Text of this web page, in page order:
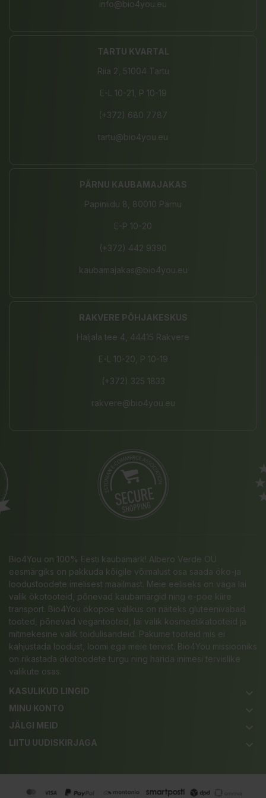
info@bio4you.eu
TARTU KVARTAL
Riia 2, 51004 Tartu
E-L 10-21, P 10-19
(+372) 680 7787
tartu@bio4you.eu
PÄRNU KAUBAMAJAKAS
Papiniidu 8, 80010 Pärnu
E-P 10-20
(+372) 442 9390
kaubamajakas@bio4you.eu
RAKVERE PÕHJAKESKUS
Haljala tee 4, 44415 Rakvere
E-L 10-20, P 10-19
(+372) 325 1833
rakvere@bio4you.eu
Bio4You on 100% Eesti kaubamärk! Albero Verde OÜ
eesmärgiks on pakkuda kõigile võimalust osa saada öko-ja
loodustoodete imelisest maailmast. Meie eeliseks on väga lai
valik ökotooteid, põnevad kaubamärgid ning e-poe kiire
transport. Bio4You ökopoe valikus on näiteks gluteenivabad
tooted, põnevad vegantooted, lai valik kosmeetikatooteid ja
mitmekesine valik toidulisandeid. Pakume tooteid mis ei
kahjustada loodust, loomi ega meie tervist. Bio4You missiooniks
on rikastada ökotoodete turgu ning harida inimesi tervislike
valikute osas.
KASULIKUD LINGID
keyboard_arrow_down
MINU KONTO keyboard_arrow_down
JÄLGI MEID keyboard_arrow_down
LIITU UUDISKIRJAGA keyboard_arrow_down